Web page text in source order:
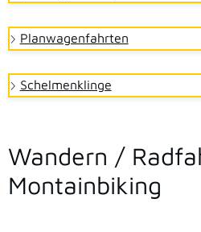
Planwagenfahrten
Schelmenklinge
Wandern /
Montainbiking